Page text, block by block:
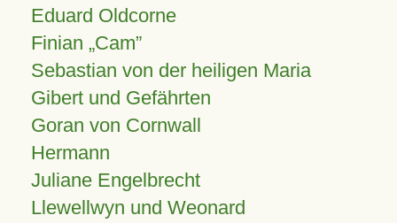
Eduard Oldcorne
Finian Cam
Sebastian von der heiligen Maria
Gibert und Gefährten
Goran von Cornwall
Hermann
Juliane Engelbrecht
Llewellwyn und Weonard